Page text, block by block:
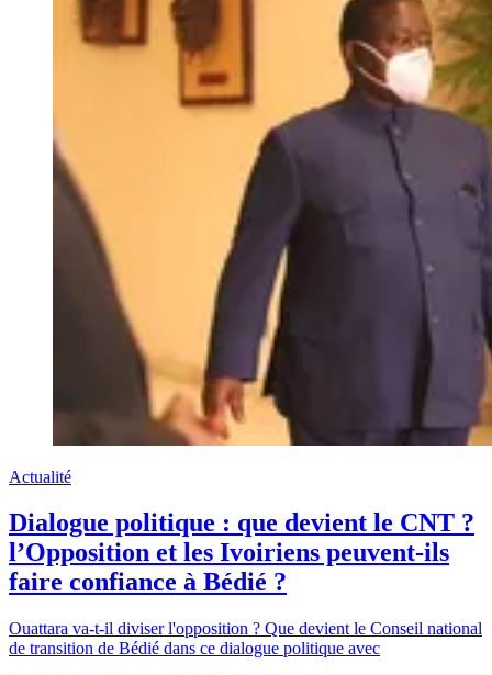
Actualité
Dialogue politique : que devient le CNT ?
l’Opposition et les Ivoiriens peuvent-ils
faire confiance à Bédié ?
Ouattara va-t-il diviser l'opposition ? Que devient le Conseil national
de transition de Bédié dans ce dialogue politique avec